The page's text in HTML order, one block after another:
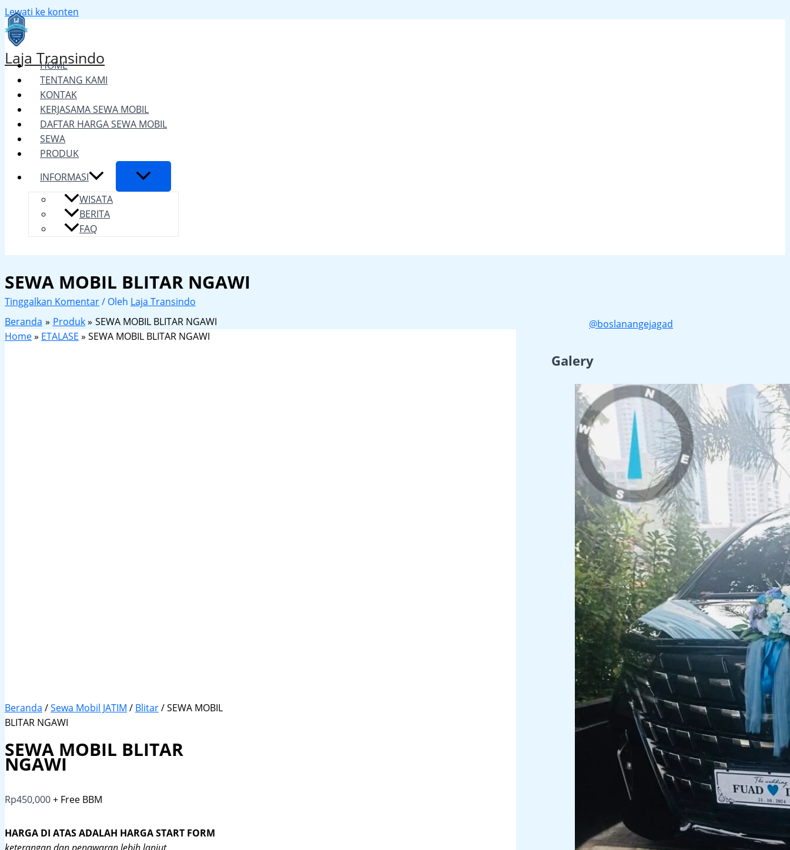
Lewati ke konten
Laja Transindo
HOME
TENTANG KAMI
KONTAK
KERJASAMA SEWA MOBIL
DAFTAR HARGA SEWA MOBIL
SEWA
PRODUK
INFORMASI
WISATA
BERITA
FAQ
SEWA MOBIL BLITAR NGAWI
Tinggalkan Komentar/ Oleh Laja Transindo
Beranda
Produk
SEWA MOBIL BLITAR NGAWI
Home» ETALASE » SEWA MOBIL BLITAR NGAWI
Beranda /Sewa Mobil JATIM / Blitar/ SEWA MOBIL
BLITAR NGAWI
SEWA MOBIL BLITAR
NGAWI
Rp450,000+ Free BBM
HARGA DI ATAS ADALAH HARGA START FORM
@boslanangejagad
Galery